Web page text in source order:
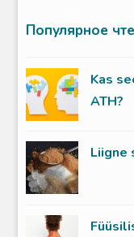
Популярное
Kas
ATH?
Liigne